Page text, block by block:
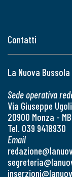
Contatti
La Nuova
Sede operativa
Via Giuseppe
20900 Monza - MB
Tel. 039 9418930
Email